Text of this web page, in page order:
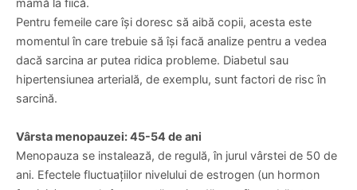
400 lei PROGRAMARE 840 lei PROGRAMARE
După vârsta de 22 de ani, testul Papanicolau trebuie efectuat
anual, împreună cu un examen clinic de ginecologie. Acesta
acum, la persoanele supraponderale pot debuta afecțiuni
precum diabetul de tip II, care este provocat în mare parte
de o alimentație nesănătoasă și un stil de viață sedentar.